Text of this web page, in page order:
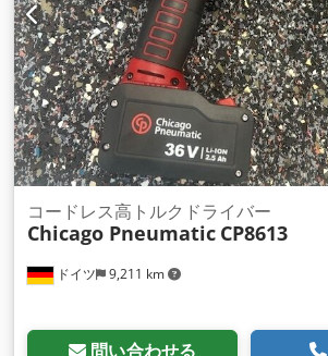
ドイツ 9,211 km
コードレス高トルクドライバー
Chicago Pneumatic CP8613
問い合わせる